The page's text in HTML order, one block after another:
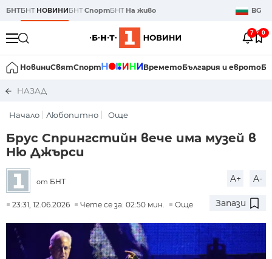
БНТБНТ НОВИНИБНТСпортБНТ На живо BG
7 0
НовиниСвятСпорт ВреметоБългария и еврото
НАЗАД
Начало Любопитно Още
Брус Спрингстийн вече има музей в
Ню Джърси
от БНТ A+ A-
23:31, 12.06.2026 Чете се за: 02:50 мин. Още Запази